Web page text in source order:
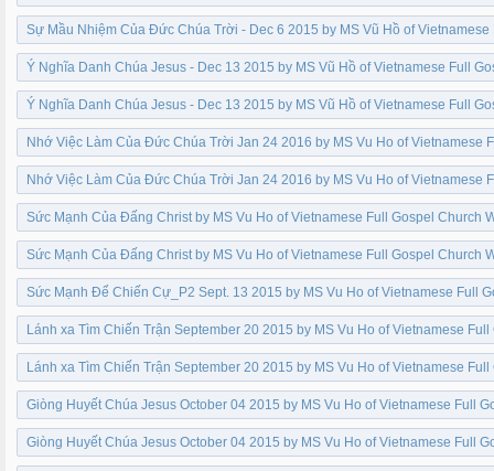
Sự Mầu Nhiệm Của Đức Chúa Trời - Dec 6 2015 by MS Vũ Hồ of
Ý Nghĩa Danh Chúa Jesus - Dec 13 2015 by MS Vũ Hồ of Vietnamese Full
Ý Nghĩa Danh Chúa Jesus - Dec 13 2015 by MS Vũ Hồ of Vietnamese Full
Nhớ Việc Làm Của Đức Chúa Trời Jan 24 2016 by MS Vu Ho of Vietnamese
Nhớ Việc Làm Của Đức Chúa Trời Jan 24 2016 by MS Vu Ho of Vietnamese
Sức Mạnh Của Đấng Christ by MS Vu Ho of Vietnamese Full Gospel Church
Sức Mạnh Của Đấng Christ by MS Vu Ho of Vietnamese Full Gospel Church
Sức Mạnh Để Chiến Cự_P2 Sept. 13 2015 by MS Vu Ho of Vietnamese Full
Lánh xa Tìm Chiến Trận September 20 2015 by MS Vu Ho of Vietnamese
Lánh xa Tìm Chiến Trận September 20 2015 by MS Vu Ho of Vietnamese
Giòng Huyết Chúa Jesus October 04 2015 by MS Vu Ho of Vietnamese Full
Giòng Huyết Chúa Jesus October 04 2015 by MS Vu Ho of Vietnamese Full